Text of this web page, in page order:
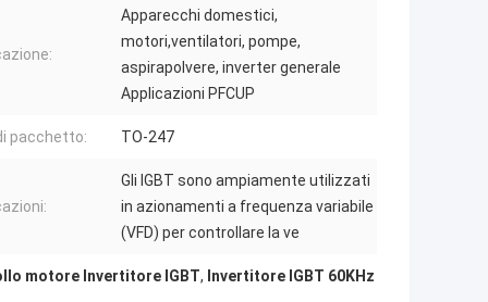
Apparecchi domestici,
motori,ventilatori, pompe,
aspirapolvere, inverter generale
Applicazioni PFCUP
pacchetto: TO-247
Gli IGBT sono ampiamente utilizzati
in azionamenti a frequenza variabile
(VFD) per controllare la ve
motore Invertitore IGBT, Invertitore IGBT 60KHz